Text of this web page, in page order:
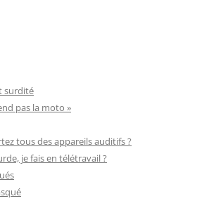
surdité
pas la moto »
tous des appareils auditifs ?
je fais en télétravail ?